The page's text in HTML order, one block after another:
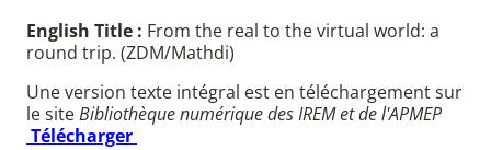
English Title : From the real to the virtual world: a
round trip. (ZDM/Mathdi)
Une version texte intégral est en téléchargement sur
le siteBibliothèque numérique des IREM et de l'APMEP
Télécharger